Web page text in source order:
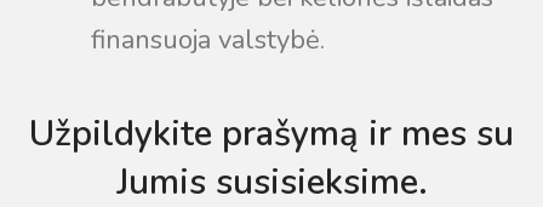
finansuoja valstybė.
Užpildykite prašymą ir mes su
Jumis susisieksime.